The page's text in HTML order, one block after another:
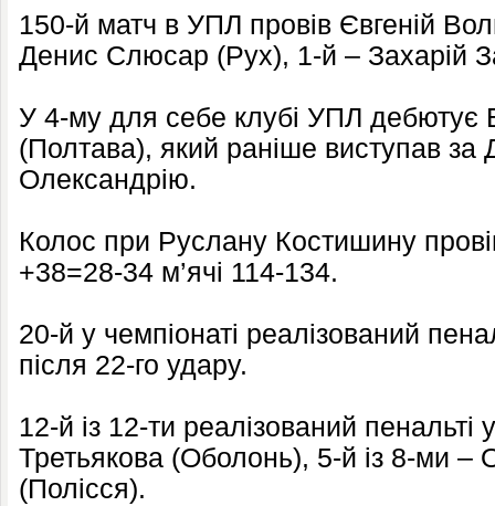
150-й матч в УПЛ провів Євгеній
Денис Слюсар (Рух), 1-й – Захарій
У 4-му для себе клубі УПЛ дебютує
(Полтава), який раніше виступав
Олександрію.
Колос при Руслану Костишину
+38=28-34 м’ячі 114-134.
20-й у чемпіонаті реалізований
після 22-го удару.
12-й із 12-ти реалізований
Третьякова (Оболонь), 5-й із 8-ми –
(Полісся).